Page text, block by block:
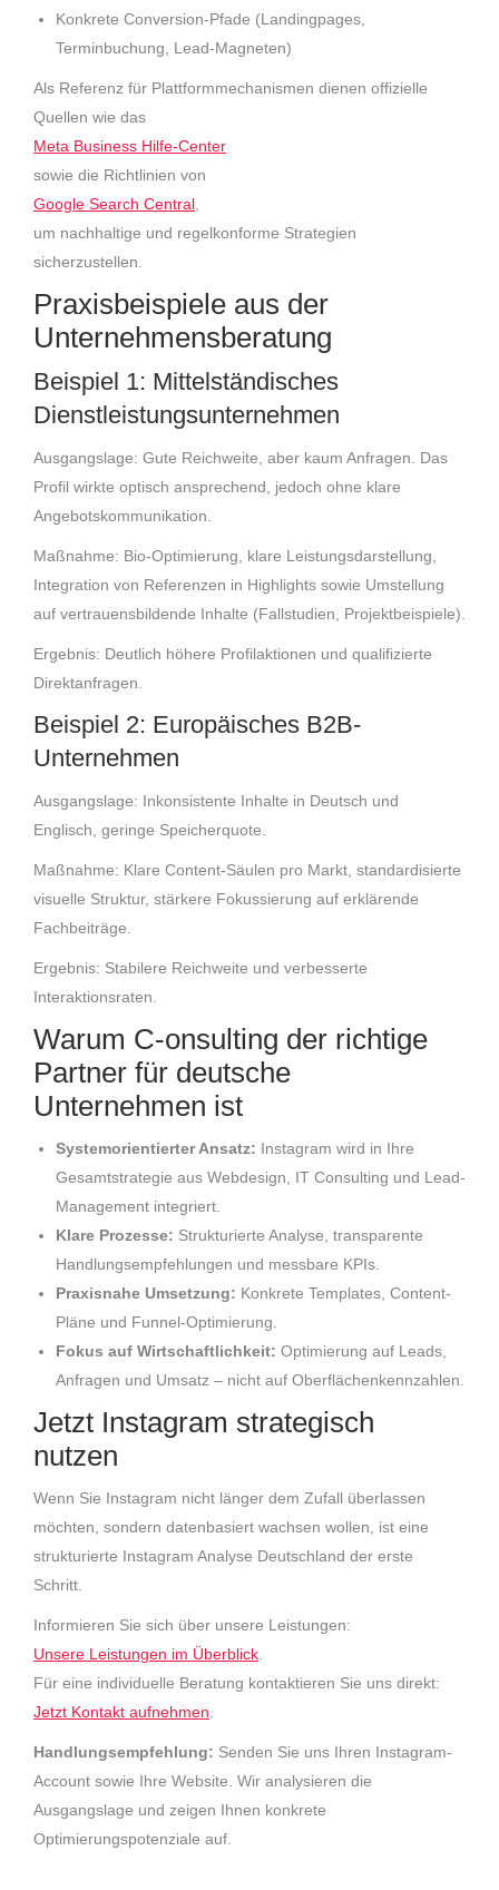
Konkrete Conversion-Pfade (Landingpages,
Terminbuchung, Lead-Magneten)
Als Referenz für Plattformmechanismen dienen offizielle
Quellen wie das
Meta Business Hilfe-Center
sowie die Richtlinien von
Google Search Central
um nachhaltige und regelkonforme Strategien
sicherzustellen.
Praxisbeispiele aus der
Unternehmensberatung
Beispiel 1: Mittelständisches
Dienstleistungsunternehmen
Ausgangslage: Gute Reichweite, aber kaum Anfragen. Das
Profil wirkte optisch ansprechend, jedoch ohne klare
Angebotskommunikation.
Maßnahme: Bio-Optimierung, klare Leistungsdarstellung,
Integration von Referenzen in Highlights sowie Umstellung
auf vertrauensbildende Inhalte (Fallstudien, Projektbeispiele).
Ergebnis: Deutlich höhere Profilaktionen und qualifizierte
Direktanfragen.
Beispiel 2: Europäisches B2B-
Unternehmen
Ausgangslage: Inkonsistente Inhalte in Deutsch und
Englisch, geringe Speicherquote.
Maßnahme: Klare Content-Säulen pro Markt, standardisierte
visuelle Struktur, stärkere Fokussierung auf erklärende
Fachbeiträge.
Ergebnis: Stabilere Reichweite und verbesserte
Interaktionsraten.
Warum C-onsulting der richtige
Partner für deutsche
Unternehmen ist
Systemorientierter Ansatz: Instagram wird in Ihre
Gesamtstrategie aus Webdesign, IT Consulting und Lead-
Management integriert.
Klare Prozesse: Strukturierte Analyse, transparente
Handlungsempfehlungen und messbare KPIs.
Praxisnahe Umsetzung: Konkrete Templates, Content-
Pläne und Funnel-Optimierung.
Fokus auf Wirtschaftlichkeit: Optimierung auf Leads,
Anfragen und Umsatz – nicht auf Oberflächenkennzahlen.
Jetzt Instagram strategisch
nutzen
Wenn Sie Instagram nicht länger dem Zufall überlassen
möchten, sondern datenbasiert wachsen wollen, ist eine
strukturierte Instagram Analyse Deutschland der erste
Schritt.
Informieren Sie sich über unsere Leistungen:
Unsere Leistungen im Überblick
Für eine individuelle Beratung kontaktieren Sie uns direkt:
Jetzt Kontakt aufnehmen
Handlungsempfehlung: Senden Sie uns Ihren Instagram-
Account sowie Ihre Website. Wir analysieren die
Ausgangslage und zeigen Ihnen konkrete
Optimierungspotenziale auf.